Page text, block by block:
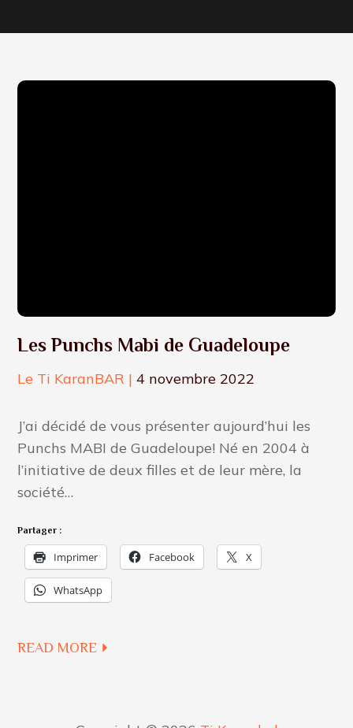
Les Punchs Mabi de Guadeloupe
Le Ti KaranBAR
Posted
4 novembre 2022
J’ai décidé de vous présenter aujourd’hui les
Punchs MABI de Guadeloupe! Né en 2004 à
l’initiative de deux filles et de leur mère, la
société…
Partager :
Imprimer Facebook X
WhatsApp
READ MORE